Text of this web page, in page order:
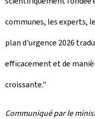
communes, les experts,
plan d'urgence 2026
efficacement et de
croissante."
Communiqué par le